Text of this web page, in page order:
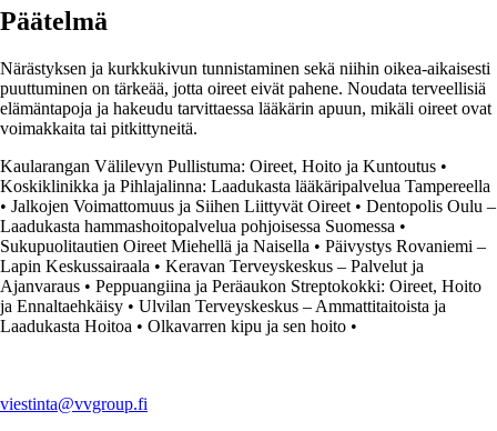
Päätelmä
Närästyksen ja kurkkukivun tunnistaminen sekä niihin oikea-aikaisesti
puuttuminen on tärkeää, jotta oireet eivät pahene. Noudata terveellisiä
elämäntapoja ja hakeudu tarvittaessa lääkärin apuun, mikäli oireet ovat
voimakkaita tai pitkittyneitä.
Kaularangan Välilevyn Pullistuma: Oireet, Hoito ja Kuntoutus •
Koskiklinikka ja Pihlajalinna: Laadukasta lääkäripalvelua Tampereella
• Jalkojen Voimattomuus ja Siihen Liittyvät Oireet • Dentopolis Oulu –
Laadukasta hammashoitopalvelua pohjoisessa Suomessa •
Sukupuolitautien Oireet Miehellä ja Naisella • Päivystys Rovaniemi –
Lapin Keskussairaala • Keravan Terveyskeskus – Palvelut ja
Ajanvaraus • Peppuangiina ja Peräaukon Streptokokki: Oireet, Hoito
ja Ennaltaehkäisy • Ulvilan Terveyskeskus – Ammattitaitoista ja
Laadukasta Hoitoa • Olkavarren kipu ja sen hoito •
viestinta@vvgroup.fi